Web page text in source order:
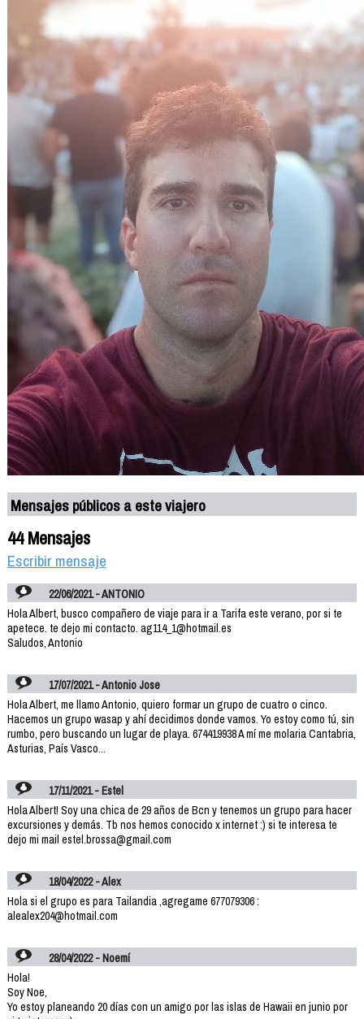
Mensajes públicos a este viajero
44 Mensajes
Escribir mensaje
22/06/2021 - ANTONIO
Hola Albert, busco compañero de viaje para ir a Tarifa este verano, por si te
apetece. te dejo mi contacto. ag114_1@hotmail.es
Saludos, Antonio
17/07/2021 - Antonio Jose
Hola Albert, me llamo Antonio, quiero formar un grupo de cuatro o cinco.
Hacemos un grupo wasap y ahí decidimos donde vamos. Yo estoy como tú, sin
rumbo, pero buscando un lugar de playa. 674419938 A mí me molaria Cantabria,
Asturias, País Vasco...
17/11/2021 - Estel
Hola Albert! Soy una chica de 29 años de Bcn y tenemos un grupo para hacer
excursiones y demás. Tb nos hemos conocido x internet :) si te interesa te
dejo mi mail estel.brossa@gmail.com
18/04/2022 - Alex
Hola si el grupo es para Tailandia ,agregame 677079306 :
alealex204@hotmail.com
28/04/2022 - Noemí
Hola!
Soy Noe,
Yo estoy planeando 20 días con un amigo por las islas de Hawaii en junio por